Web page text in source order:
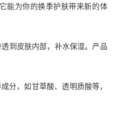
能为你的换季护肤带来新的体
到皮肤内部，补水保湿。产品
分，如甘草酸、透明质酸等，